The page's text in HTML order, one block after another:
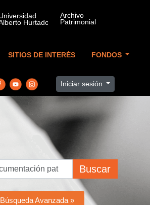
SITIOS DE INTERÉS FONDOS
Iniciar sesión
Buscar
Búsqueda Avanzada »